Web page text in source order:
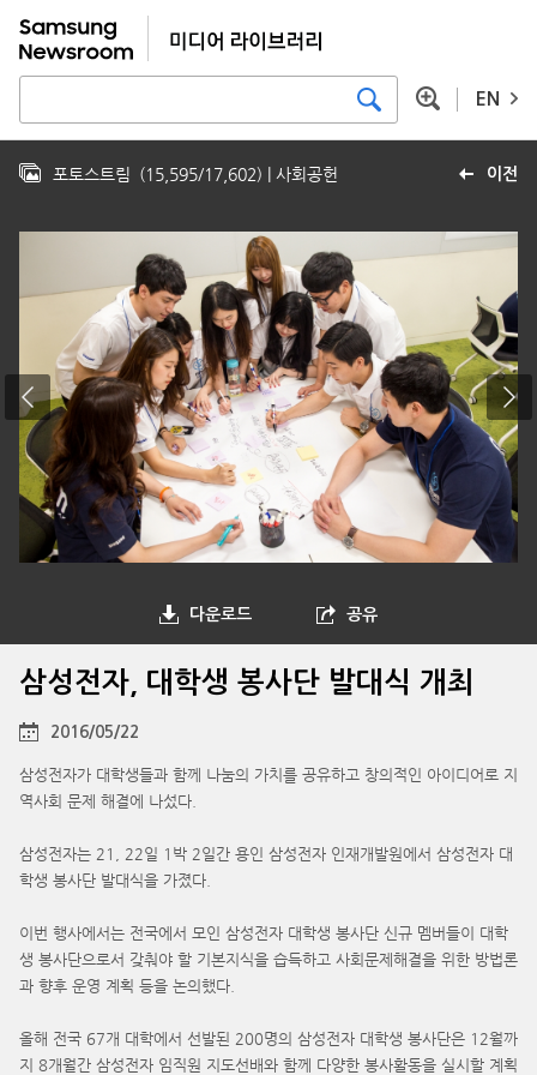
EN
이전
포토스트림 (15,595/17,602) | 사회공헌
다운로드 공유
삼성전자, 대학생 봉사단 발대식 개최
2016/05/22
삼성전자가 대학생들과 함께 나눔의 가치를 공유하고 창의적인 아이디어로 지
역사회 문제 해결에 나섰다.
삼성전자는 21, 22일 1박 2일간 용인 삼성전자 인재개발원에서 삼성전자 대
학생 봉사단 발대식을 가졌다.
이번 행사에서는 전국에서 모인 삼성전자 대학생 봉사단 신규 멤버들이 대학
생 봉사단으로서 갖춰야 할 기본지식을 습득하고 사회문제해결을 위한 방법론
과 향후 운영 계획 등을 논의했다.
올해 전국 67개 대학에서 선발된 200명의 삼성전자 대학생 봉사단은 12월까
지 8개월간 삼성전자 임직원 지도선배와 함께 다양한 봉사활동을 실시할 계획